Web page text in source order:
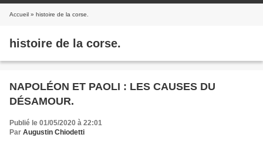
Accueil » histoire de la corse.
histoire de la corse.
NAPOLÉON ET PAOLI : LES CAUSES DU
DÉSAMOUR.
Publié le 01/05/2020 à 22:01
Par Augustin Chiodetti